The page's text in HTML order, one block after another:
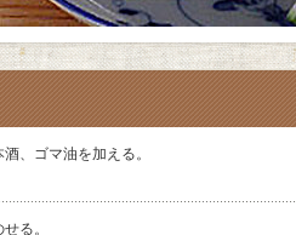
、ゴマ油を加える。
る。